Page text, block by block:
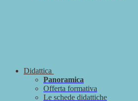
Didattica
Panoramica
Offerta formativa
Le schede didattiche